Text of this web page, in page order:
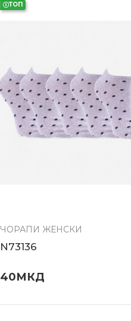
ТОП
ЧОРАПИ ЖЕНСКИ
N73136
40МКД